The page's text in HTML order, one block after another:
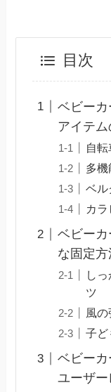
目次
ベビー
アイテム
自
多機
ベル
カ
ベビー
な固定方
し
ツ
風
子ど
ベビーカ
ユーザ